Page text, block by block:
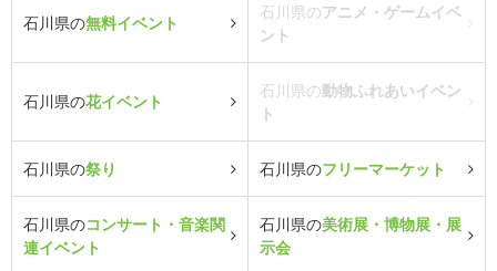
石川県の無料イベント
石川県のアニメ・ゲームイベ
ント
石川県の花イベント
石川県の動物ふれあいイベン
ト
石川県の祭り 石川県のフリーマーケット
石川県のコンサート・音楽関
連イベント
石川県の美術展・博物展・展
示会